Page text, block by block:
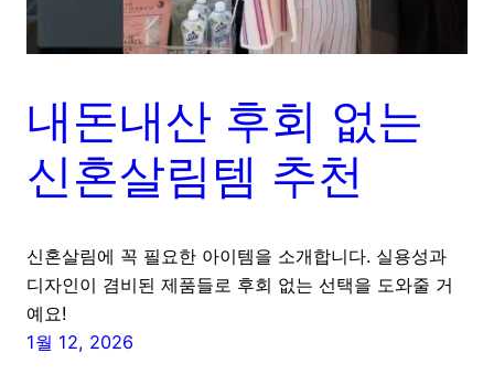
내돈내산 후회 없는
신혼살림템 추천
신혼살림에 꼭 필요한 아이템을 소개합니다. 실용성과
디자인이 겸비된 제품들로 후회 없는 선택을 도와줄 거
예요!
1월 12, 2026